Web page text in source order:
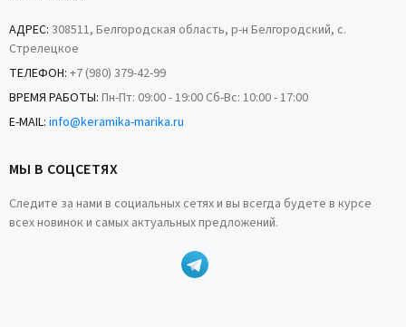
АДРЕС: 308511, Белгородская область, р-н Белгородский, с.
Стрелецкое
ТЕЛЕФОН: +7 (980) 379-42-99
ВРЕМЯ РАБОТЫ: Пн-Пт: 09:00 - 19:00 Сб-Вс: 10:00 - 17:00
E-MAIL: info@keramika-marika.ru
МЫ В СОЦСЕТЯХ
Следите за нами в социальных сетях и вы всегда будете в курсе
всех новинок и самых актуальных предложений.